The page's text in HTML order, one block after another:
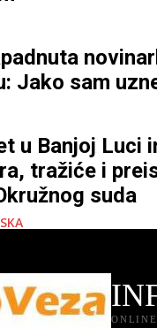
Jako sam
u Banjoj Luci
tražiće i
suda